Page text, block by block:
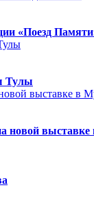
«Поезд
Тулы
новой